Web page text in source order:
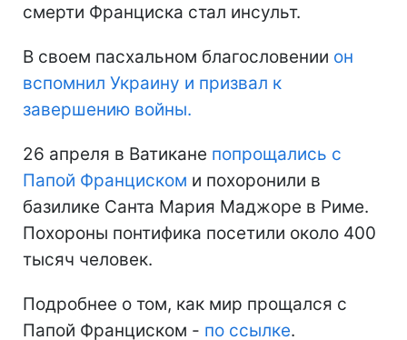
смерти Франциска стал инсульт.
В своем пасхальном благословении он
вспомнил Украину и призвал к
завершению войны.
26 апреля в Ватикане попрощались с
Папой Франциском и похоронили в
базилике Санта Мария Маджоре в Риме.
Похороны понтифика посетили около 400
тысяч человек.
Подробнее о том, как мир прощался с
Папой Франциском - по ссылке.